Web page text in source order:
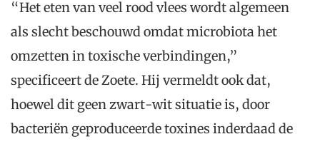
“Het eten van veel rood vlees wordt algemeen
als slecht beschouwd omdat microbiota het
omzetten in toxische verbindingen,”
specificeert de Zoete. Hij vermeldt ook dat,
hoewel dit geen zwart-wit situatie is, door
bacteriën geproduceerde toxines inderdaad de